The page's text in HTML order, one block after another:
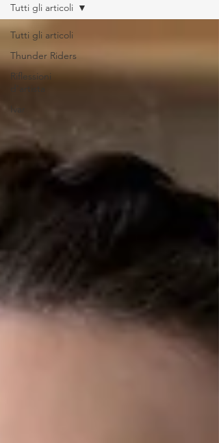
Tutti gli articoli
Thunder Riders
Riflessioni
Ivar
Tutti gli articoli